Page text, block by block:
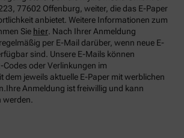
77602 Offenburg, weiter, die das E-Paper
anbietet. Weitere Informationen zum
Sie hier . Nach Ihrer Anmeldung
per E-Mail darüber, wenn neue E-
sind. Unsere E-Mails können
Codes oder Verlinkungen im
dem jeweils aktuelle E-Paper mit werblichen
Anmeldung ist freiwillig und kann